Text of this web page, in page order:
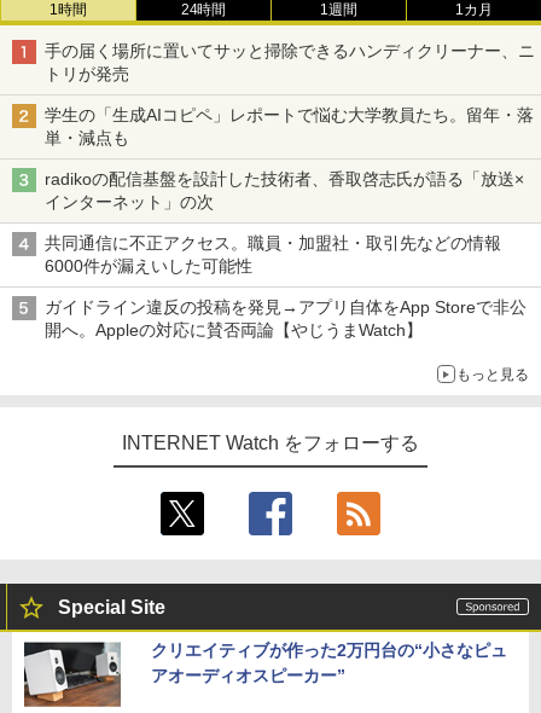
1時間 24時間 1週間 1カ月
手の届く場所に置いてサッと掃除できるハンディクリーナー、ニ
トリが発売
学生の「生成AIコピペ」レポートで悩む大学教員たち。留年・落
単・減点も
radikoの配信基盤を設計した技術者、香取啓志氏が語る「放送×
インターネット」の次
共同通信に不正アクセス。職員・加盟社・取引先などの情報
6000件が漏えいした可能性
ガイドライン違反の投稿を発見→アプリ自体をApp Storeで非公
開へ。Appleの対応に賛否両論【やじうまWatch】
もっと見る
INTERNET Watch をフォローする
Special Site
クリエイティブが作った2万円台の“小さなピュ
アオーディオスピーカー”